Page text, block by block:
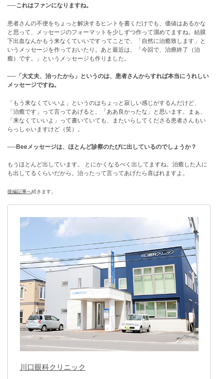
──これはファンになりますね。
患者さんの不便をちょっと解決するヒントを書くだけでも、価値はあるかな
と思って、メッセージのフォーマットを少しずつ作って溜めてますね。結膜
下出血なんかもう来なくていいですってことで、「自然に治癒致します」と
いうメッセージを作っておいたり。あと最近は、「今回で、治療終了（治
癒）です。」というメッセージも作りました。
──「大丈夫、治ったから」というのは、患者さんからすれば本当にうれしい
メッセージですね。
「もう来なくていいよ」というのはちょっと寂しい感じがするんだけど、
「治癒です」って言ってあげると、「ああ良かったな」と思います。まぁ、
「来なくていいよ」って書いていても、またいらしてくださる患者さんもい
らっしゃいますけど（笑）。
──Beeメッセージは、ほとんど診察のたびに出しているのでしょうか？
もうほとんど出しています。 とにかくなるべく出してますね。治癒した人に
も出してるくらいだから。治ったって言ってあげたら喜ばれますよ。
後編記事へ続きます。
川口眼科クリニック